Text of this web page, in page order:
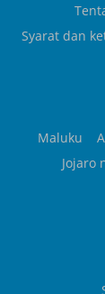
Syarat dan
Maluku
Jojaro